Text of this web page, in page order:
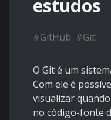
estudos
#GitHub #Git
O Git é um
Com ele é
visualizar
no código-fonte